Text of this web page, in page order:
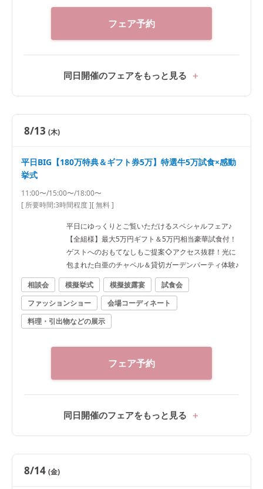
フェア予約
同日開催のフェアをもっと見る
8/13 (木)
平日BIG【180万特典＆ギフト券5万】特選牛5万試食×感動
挙式
11:00〜/15:00〜/18:00〜
[ 所要時間:3時間程度][ 無料 ]
平日にゆっくりとご覧いただけるスペシャルフェア♪
【全組様】最大5万円ギフト＆5万円相当豪華試食付！
ゲストへのおもてなしもご提案◇アクセス抜群！光に
包まれた白亜のチャペル＆貸切ガーデンパーティ体験♪
相談会
模擬挙式 模擬披露宴
試食会
ファッションショー
会場コーディネート
料理・引出物などの展示
フェア予約
同日開催のフェアをもっと見る
8/14 (金)